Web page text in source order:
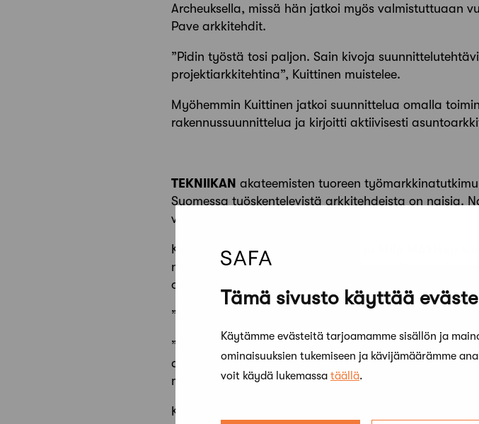
Tämä sivusto käyttää
Käytämme evästeitä tarjoamamme sisällön ja
ominaisuuksien tukemiseen ja kävijämäärämme
voit käydä lukemassa täällä.
Archeuksella, missä hän jatkoi myös valmistuttuaan
Pave arkkitehdit.
”Pidin työstä tosi paljon. Sain kivoja
projektiarkkitehtina”, Kuittinen muistelee.
Myöhemmin Kuittinen jatkoi suunnittelua omalla
rakennussuunnittelua ja kirjoitti aktiivisesti
TEKNIIKAN akateemisten tuoreen
Suomessa työskentelevistä arkkitehdeista on naisia.
vähän.
Kuittisen yhdessä
niistä yksi. Naiset ystävystyivät yliopistolla, missä he
osakkaana on nykyään lisäksi
”On tosi tärkeää löytää hyvät tyypit, joiden kanssa
”Ajattelen, että vaikka yksittäinen ihminen olisi
ammatissa kehittymiseen ja eteenpäin pääsemiseen
meritoituneempiakin.”
Kuittinen korostaa esimerkkien tärkeyttä ja toivoo,